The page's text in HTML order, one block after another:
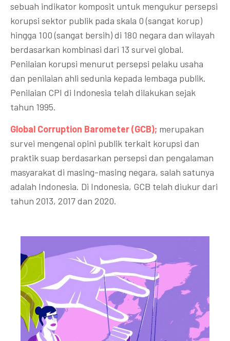
sebuah indikator komposit untuk mengukur persepsi
korupsi sektor publik pada skala 0 (sangat korup)
hingga 100 (sangat bersih) di 180 negara dan wilayah
berdasarkan kombinasi dari 13 survei global.
Penilaian korupsi menurut persepsi pelaku usaha
dan penilaian ahli sedunia kepada lembaga publik.
Penilaian CPI di Indonesia telah dilakukan sejak
tahun 1995.
Global Corruption Barometer (GCB); merupakan
survei mengenai opini publik terkait korupsi dan
praktik suap berdasarkan persepsi dan pengalaman
masyarakat di masing-masing negara, salah satunya
adalah Indonesia. Di Indonesia, GCB telah diukur dari
tahun 2013, 2017 dan 2020.